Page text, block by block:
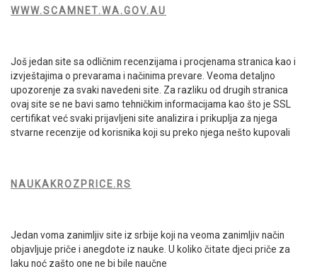
WWW.SCAMNET.WA.GOV.AU
Još jedan site sa odličnim recenzijama i procjenama stranica kao i
izvještajima o prevarama i načinima prevare. Veoma detaljno
upozorenje za svaki navedeni site. Za razliku od drugih stranica
ovaj site se ne bavi samo tehničkim informacijama kao što je SSL
certifikat već svaki prijavljeni site analizira i prikuplja za njega
stvarne recenzije od korisnika koji su preko njega nešto kupovali
NAUKAKROZPRICE.RS
Jedan voma zanimljiv site iz srbije koji na veoma zanimljiv način
objavljuje priče i anegdote iz nauke. U koliko čitate djeci priče za
laku noć zašto one ne bi bile naučne